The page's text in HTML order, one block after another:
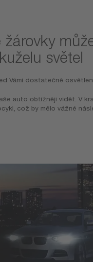
světel
Vámi dostatečně
auto obtížněji vidět. V
což by mělo vážné